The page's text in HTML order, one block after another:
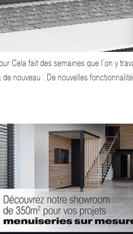
Cela fait des semaines que l’on y
nouveau : De nouvelles